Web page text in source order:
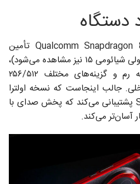
دستگاه
عملکرد دستگاه توسط Qualcomm Snapdragon 8 Elite تأمین
می‌شود (همانطور که در مدل معمولی شیائومی ۱۵ نیز مشاهده می‌شود)،
همراه با ۱۲/۱۶ گیگابایت حافظه رم و گزینه‌های مختلف ۲۵۶/۵۱۲
حافظه داخلی. جالب اینجاست که نسخه اولترا
همچنین از Snapdragon Sound پشتیبانی می‌کند که پخش صدای با
آسان‌تر می‌کند.